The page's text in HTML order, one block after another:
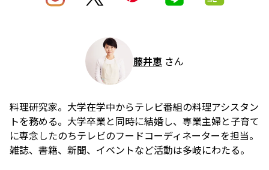
藤井恵 さん
料理研究家。大学在学中からテレビ番組の料理アシスタン
トを務める。大学卒業と同時に結婚し、専業主婦と子育て
に専念したのちテレビのフードコーディネーターを担当。
雑誌、書籍、新聞、イベントなど活動は多岐にわたる。